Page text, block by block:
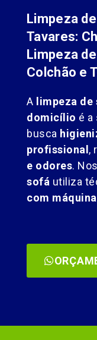
Limpeza
Tavares:
Limpeza
Colchão e
A limpeza de
domicílio é a
busca
profissional,
e odores.
sofá utiliza
com